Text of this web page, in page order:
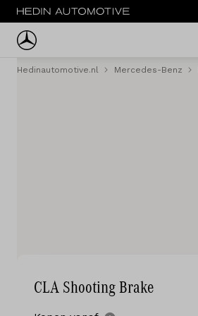
Menu
Zakelijke lease
Hedinautomotive.nl Mercedes-Benz
CLA Shooting Brake